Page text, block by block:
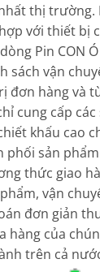
thị trường.
với thiết bị
Pin CON
sách vận
đơn hàng và
cung cấp
khấu cao
phối sản
thức giao
vận
đơn giản
hàng của
trên cả